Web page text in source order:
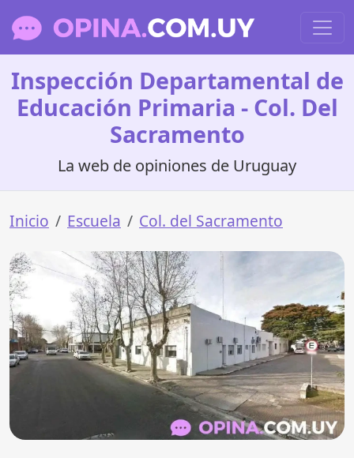
Inspección Departamental de
Educación Primaria - Col. Del
Sacramento
La web de opiniones de Uruguay
Inicio Escuela Col. del Sacramento